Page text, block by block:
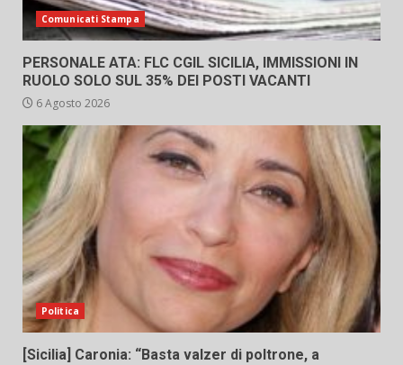
Comunicati Stampa
PERSONALE ATA: FLC CGIL SICILIA, IMMISSIONI IN
RUOLO SOLO SUL 35% DEI POSTI VACANTI
6 Agosto 2026
Politica
[Sicilia] Caronia: “Basta valzer di poltrone, a